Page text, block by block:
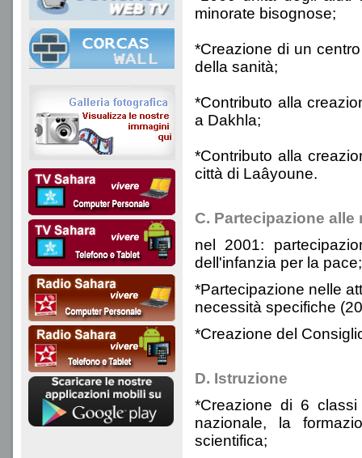
minorate bisognose;
*Creazione di un
della sanità;
*Contributo alla
a Dakhla;
*Contributo alla
città di Laâyoune.
C. Partecipazione
nel 2001:
dell'infanzia per la pace;
*Partecipazione nelle
necessità specifiche
*Creazione del
D. Istruzione
*Creazione di 6
nazionale, la
scientifica;